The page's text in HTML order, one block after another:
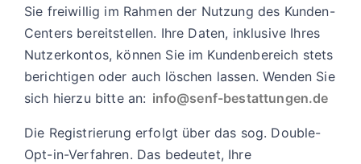
Sie freiwillig im Rahmen der Nutzung des Kunden-
Centers bereitstellen. Ihre Daten, inklusive Ihres
Nutzerkontos, können Sie im Kundenbereich stets
berichtigen oder auch löschen lassen. Wenden Sie
sich hierzu bitte an: info@senf-bestattungen.de
Die Registrierung erfolgt über das sog. Double-
Opt-in-Verfahren. Das bedeutet, Ihre